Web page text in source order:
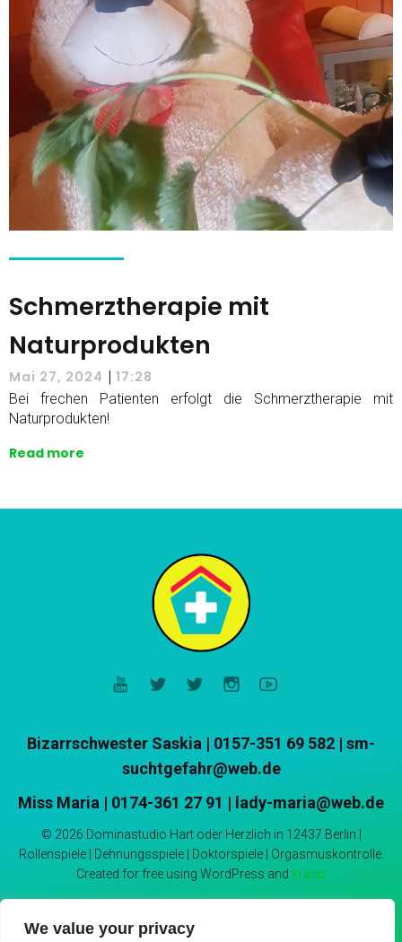
We value your privacy
Schmerztherapie mit
Naturprodukten
Mai 27, 2024 | 17:28
Bei frechen Patienten erfolgt die Schmerztherapie mit
Naturprodukten!
Read more
Bizarrschwester Saskia | 0157-351 69 582 | sm-
suchtgefahr@web.de
Miss Maria | 0174-361 27 91 | lady-maria@web.de
© 2026 Dominastudio Hart oder Herzlich in 12437 Berlin |
Rollenspiele | Dehnungsspiele | Doktorspiele | Orgasmuskontrolle.
Created for free using WordPress and Kubio